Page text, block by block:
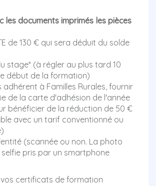
les documents imprimés les pièces
de 130 € qui sera déduit du solde
stage* (à régler au plus tard 10
début de la formation)
adhérent à Familles Rurales, fournir
de la carte d'adhésion de l'année
bénéficier de la réduction de 50 €
avec un tarif conventionné ou
(scannée ou non. La photo
pris par un smartphone
certificats de formation